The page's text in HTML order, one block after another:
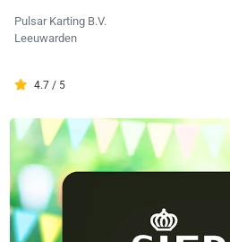
Pulsar Karting B.V.
Leeuwarden
4.7 / 5